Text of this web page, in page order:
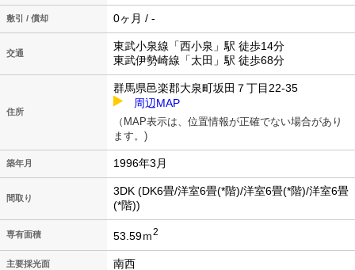
敷引 / 償却 0ヶ月 / -
交通
東武小泉線「西小泉」駅 徒歩14分
東武伊勢崎線「太田」駅 徒歩68分
住所
群馬県邑楽郡大泉町坂田７丁目22-35
周辺MAP
（MAP表示は、位置情報が正確でない場合があり
ます。)
築年月 1996年3月
間取り
3DK (DK6畳/洋室6畳(*階)/洋室6畳(*階)/洋室6畳
(*階))
専有面積 53.59ｍ2
主要採光面 南西